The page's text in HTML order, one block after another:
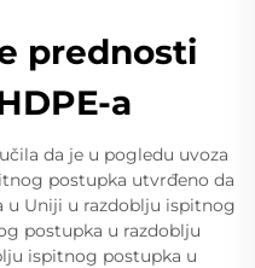
prednosti
a
da je u pogledu uvoza
postupka utvrđeno da
u Uniji u razdoblju ispitnog
postupka u razdoblju
ispitnog postupka u